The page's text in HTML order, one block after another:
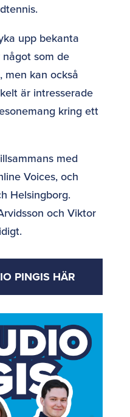
upp bekanta
som de
men kan också
är intresserade
kring ett
med
Voices, och
Helsingborg.
och Viktor
PINGIS HÄR